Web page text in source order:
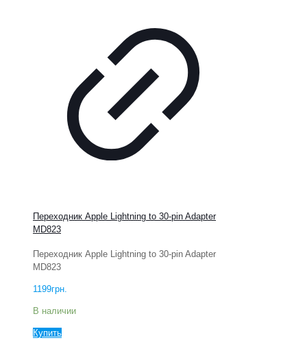
Переходник Apple Lightning to 30-pin Adapter
MD823
Переходник Apple Lightning to 30-pin Adapter
MD823
1199грн.
В наличии
Купить